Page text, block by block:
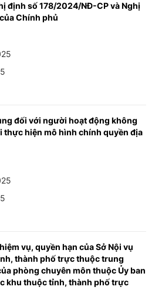
định số 178/2024/NĐ-CP và Nghị
Chính phủ
đối với người hoạt động không
thực hiện mô hình chính quyền địa
vụ, quyền hạn của Sở Nội vụ
thành phố trực thuộc trung
phòng chuyên môn thuộc Ủy ban
khu thuộc tỉnh, thành phố trực